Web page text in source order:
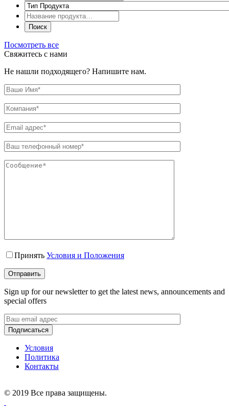
Посмотреть все
Свяжитесь с нами
Не нашли подходящего? Напишите нам.
Принять Условия и Положения
Sign up for our newsletter to get the latest news, announcements and
special offers
Условия
Политика
Контакты
© 2019 Все права защищены.